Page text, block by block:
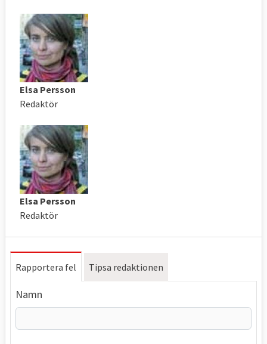
Elsa Persson
Redaktör
Elsa Persson
Redaktör
Rapportera fel Tipsa redaktionen
Namn